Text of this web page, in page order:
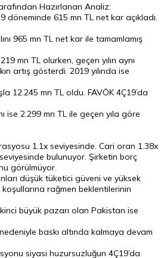
Hazırlanan Analiz:
döneminde 615 mn TL net kar açıkladı.
965 mn TL net kar ile tamamlamış
mn TL olurken, geçen yılın aynı
artış gösterdi. 2019 yılında ise
12.245 mn TL oldu. FAVÖK 4Ç19’da
ise 2.299 mn TL ile geçen yıla göre
1.1x seviyesinde. Cari oran 1.38x
bulunuyor. Şirketin borç
görülmüyor.
düşük tüketici güveni ve yüksek
rağmen beklentilerinin
büyük pazarı olan Pakistan ise
baskı altında kalmaya devam
siyasi huzursuzluğun 4Ç19’da